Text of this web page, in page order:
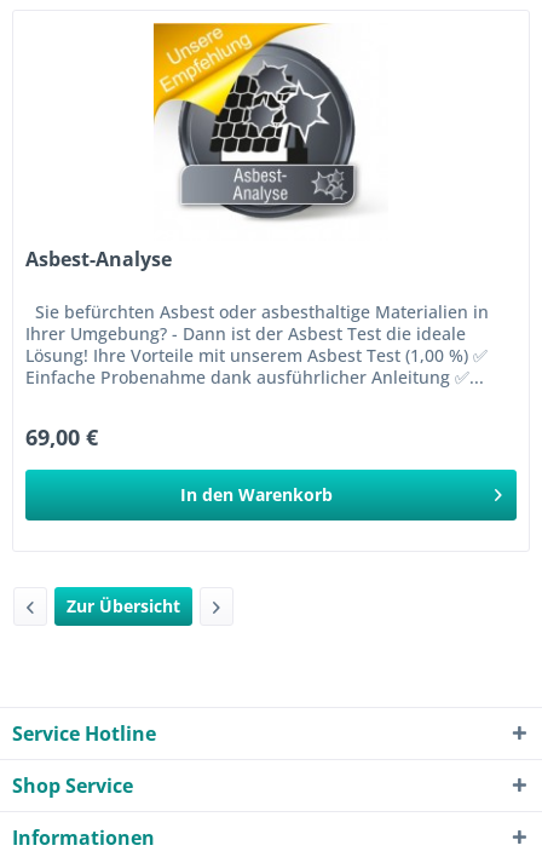
Asbest-Analyse
Sie befürchten Asbest oder asbesthaltige Materialien in
Ihrer Umgebung? - Dann ist der Asbest Test die ideale
Lösung! Ihre Vorteile mit unserem Asbest Test (1,00 %) ✅
Einfache Probenahme dank ausführlicher Anleitung ✅...
69,00 €
In den Warenkorb
Zur Übersicht
Service Hotline
Shop Service
Informationen